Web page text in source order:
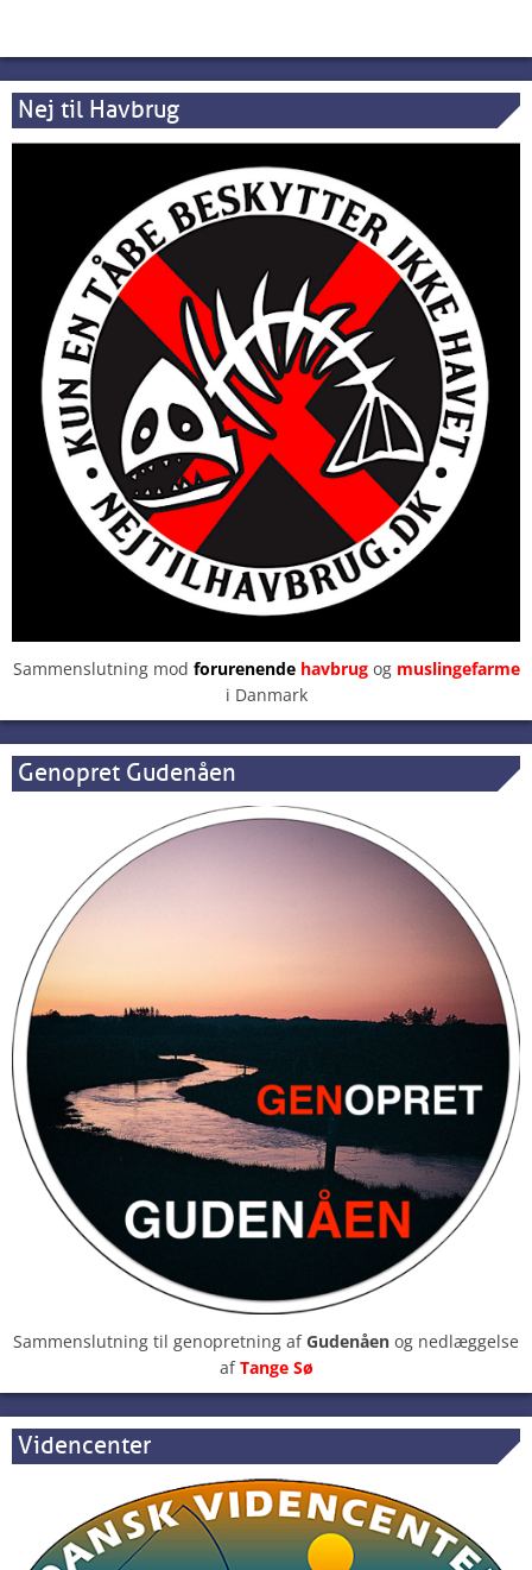
Nej til Havbrug
Sammenslutning mod forurenendehavbrugog muslingefarme
i Danmark
Genopret Gudenåen
Sammenslutning til genopretning afGudenåen og nedlæggelse
afTange Sø
Videncenter